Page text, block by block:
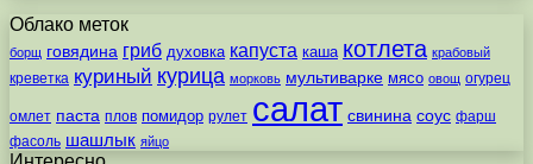
Облако меток
борщ говядина гриб духовка капуста каша котлета крабовый
креветка куриный курица морковь мультиварке мясо овощ огурец
омлет паста плов помидор рулет салат свинина соус фарш
фасоль шашлык яйцо